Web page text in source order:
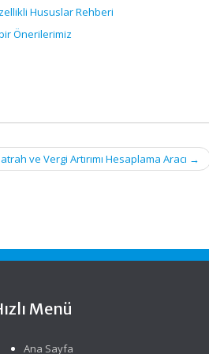
Hususlar Rehberi
Önerilerimiz
ve Vergi Artırımı Hesaplama Aracı →
Menü
Ana Sayfa